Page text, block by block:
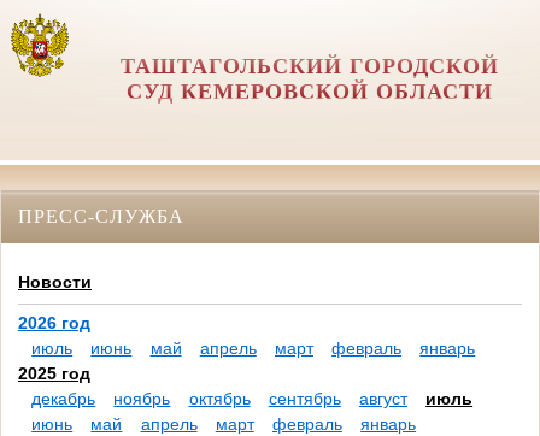
ТАШТАГОЛЬСКИЙ ГОРОДСКОЙ
СУД КЕМЕРОВСКОЙ ОБЛАСТИ
ПРЕСС-СЛУЖБА
Новости
2026 год
июль
июнь май апрель март февраль
январь
2025 год
декабрь
ноябрь октябрь сентябрь август
июль
июнь
май апрель март февраль
январь